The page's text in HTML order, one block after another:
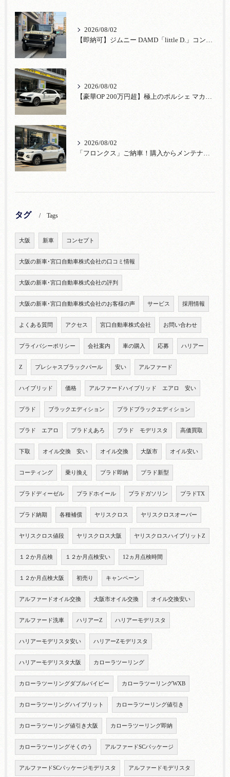
2026/08/02
【即納可】ジムニー DAMD「little D.」コンプリート！登録済未使用車あり
2026/08/02
【豪華OP 200万円超】極上のポルシェ マカンが入荷！注目のオプション装備
2026/08/02
「フロンクス」ご納車！購入からメンテナンス・リコールまで！宮口自動車
タグ Tags
大阪 新車 コンセプト
大阪の新車･宮口自動車株式会社の口コミ情報
大阪の新車･宮口自動車株式会社の評判
大阪の新車･宮口自動車株式会社のお客様の声 サービス 採用情報
よくある質問 アクセス 宮口自動車株式会社 お問い合わせ
プライバシーポリシー 会社案内 車の購入 応募 ハリアー
Z プレシャスブラックパール 安い アルファード
ハイブリッド 価格 アルファードハイブリッド エアロ 安い
プラド ブラックエディション プラドブラックエディション
プラド エアロ プラドえあろ プラド モデリスタ 高価買取
下取 オイル交換 安い オイル交換 大阪市 オイル安い
コーティング 乗り換え プラド即納 プラド新型
プラドディーゼル プラドホイール プラドガソリン プラドTX
プラド納期 各種補償 ヤリスクロス ヤリスクロスオーバー
ヤリスクロス値段 ヤリスクロス大阪 ヤリスクロスハイブリットZ
１２か月点検 １２か月点検安い 12ヵ月点検時間
１２か月点検大阪 初売り キャンペーン
アルファードオイル交換 大阪市オイル交換 オイル交換安い
アルファード洗車 ハリアーZ ハリアーモデリスタ
ハリアーモデリスタ安い ハリアーZモデリスタ
ハリアーモデリスタ大阪 カローラツーリング
カローラツーリングダブルバイビー カローラツーリングWXB
カローラツーリングハイブリット カローラツーリング値引き
カローラツーリング値引き大阪 カローラツーリング即納
カローラツーリングそくのう アルファードSCパッケージ
アルファードSCパッケージモデリスタ アルファードモデリスタ